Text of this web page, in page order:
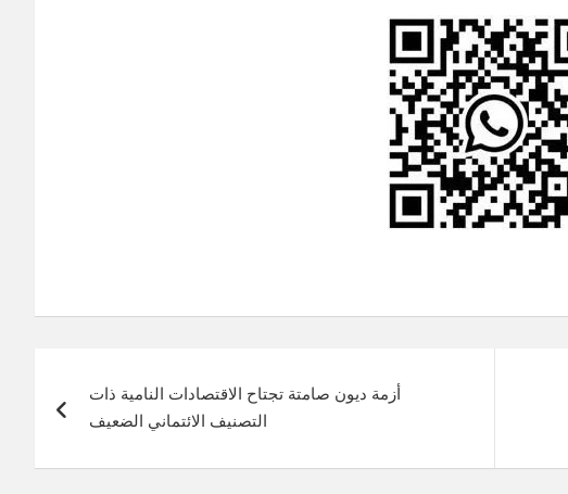
أزمة ديون صامتة تجتاح الاقتصادات النامية ذات
التصنيف الائتماني الضعيف